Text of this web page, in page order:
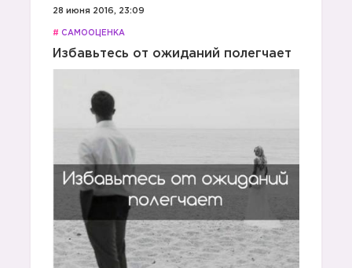
28 июня 2016, 23:09
# САМООЦЕНКА
Избавьтесь от ожиданий полегчает